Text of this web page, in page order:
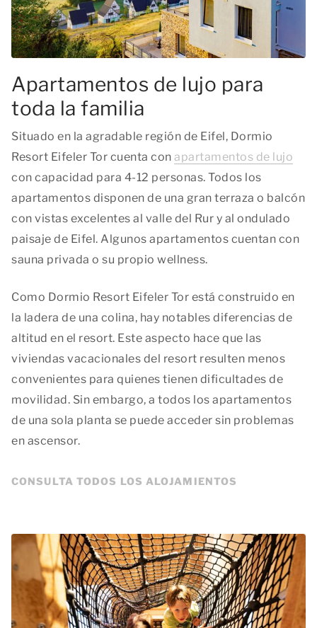
Apartamentos de lujo para
toda la familia
Situado en la agradable región de Eifel, Dormio
Resort Eifeler Tor cuenta con apartamentos de lujo
con capacidad para 4-12 personas. Todos los
apartamentos disponen de una gran terraza o balcón
con vistas excelentes al valle del Rur y al ondulado
paisaje de Eifel. Algunos apartamentos cuentan con
sauna privada o su propio wellness.
Como Dormio Resort Eifeler Tor está construido en
la ladera de una colina, hay notables diferencias de
altitud en el resort. Este aspecto hace que las
viviendas vacacionales del resort resulten menos
convenientes para quienes tienen dificultades de
movilidad. Sin embargo, a todos los apartamentos
de una sola planta se puede acceder sin problemas
en ascensor.
CONSULTA TODOS LOS ALOJAMIENTOS